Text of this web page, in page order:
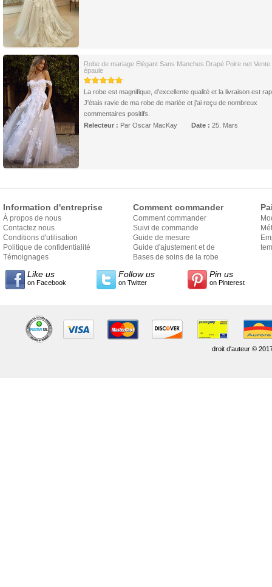
Robe de mariage Elégant Sans Manches Drapé Poire net
épaule
La robe est magnifique, d'excellente qualité et la livraison est
J'étais ravie de ma robe de mariée et j'ai reçu de nombreux
commentaires positifs.
Relecteur : Par Oscar MacKay Date : 25. Mars
Information d'entreprise
À propos de nous
Contactez nous
Conditions d'utilisation
Politique de confidentialité
Témoignages
Comment commander
Comment commander
Suivi de commande
Guide de mesure
Guide d'ajustement et de
style
Bases de soins de la robe
Like us
on Facebook
Follow us
on Twitter
Pin us
on Pinterest
droit d'auteur ©